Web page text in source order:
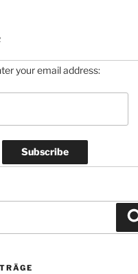
your email address: